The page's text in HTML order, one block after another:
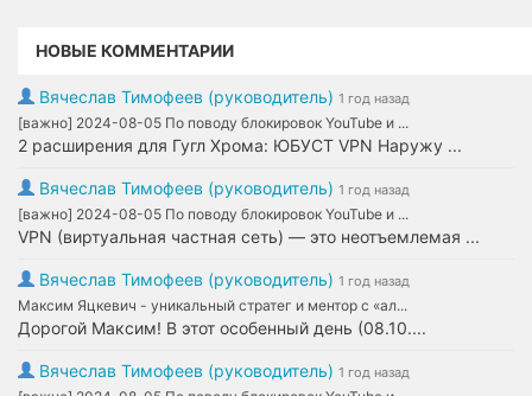
НОВЫЕ КОММЕНТАРИИ
Вячеслав Тимофеев (руководитель) 1 год назад
[важно] 2024-08-05 По поводу блокировок YouTube и ...
2 расширения для Гугл Хрома: ЮБУСТ VPN Наружу ...
Вячеслав Тимофеев (руководитель) 1 год назад
[важно] 2024-08-05 По поводу блокировок YouTube и ...
VPN (виртуальная частная сеть) — это неотъемлемая ...
Вячеслав Тимофеев (руководитель) 1 год назад
Максим Яцкевич - уникальный стратег и ментор с «ал...
Дорогой Максим! В этот особенный день (08.10....
Вячеслав Тимофеев (руководитель) 1 год назад